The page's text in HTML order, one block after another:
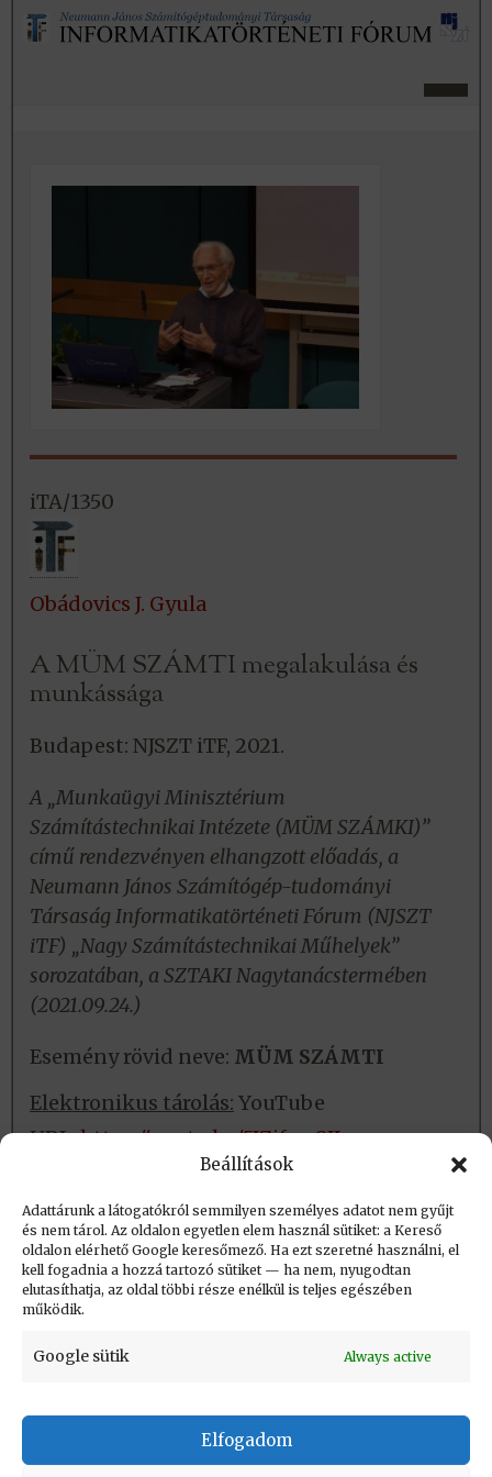
Beállítások
Adattárunk a látogatókról semmilyen személyes adatot nem gyűjt
és nem tárol. Az oldalon egyetlen elem használ sütiket: a Kereső
oldalon elérhető Google keresőmező. Ha ezt szeretné használni, el
kell fogadnia a hozzá tartozó sütiket — ha nem, nyugodtan
elutasíthatja, az oldal többi része enélkül is teljes egészében
működik.
Google sütik Always active
Elfogadom
iTA/1350
Obádovics J. Gyula
A MÜM SZÁMTI megalakulása és
munkássága
Budapest: NJSZT iTF, 2021.
A „Munkaügyi Minisztérium
Számítástechnikai Intézete (MÜM SZÁMKI)”
című rendezvényen elhangzott előadás, a
Neumann János Számítógép-tudományi
Társaság Informatikatörténeti Fórum (NJSZT
iTF) „Nagy Számítástechnikai Műhelyek”
sorozatában, a SZTAKI Nagytanácstermében
(2021.09.24.)
Esemény rövid neve: MÜM SZÁMTI
Elektronikus tárolás: YouTube
URL:https://youtu.be/5JZifvwSJLc
Létrehozva: 2021.11.03. 13:46
Utolsó módosítás: 2023.09.01. 20:46
Impresszum